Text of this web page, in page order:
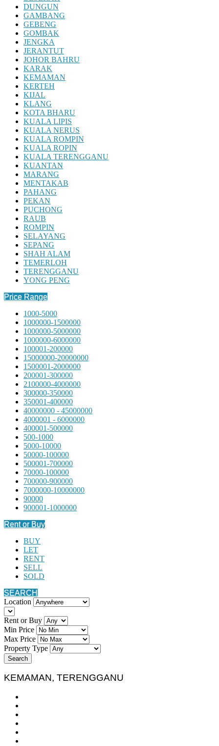
DUNGUN
GAMBANG
GEBENG
GOMBAK
JENGKA
JERANTUT
JOHOR BAHRU
KARAK
KEMAMAN
KERTEH
KIJAL
KLANG
KOTA BHARU
KUALA LIPIS
KUALA NERUS
KUALA ROMPIN
KUALA ROPIN
KUALA TERENGGANU
KUANTAN
MARANG
MENTAKAB
PAHANG
PEKAN
PUCHONG
RAUB
ROMPIN
SELAYANG
SEPANG
SHAH ALAM
TEMERLOH
TERENGGANU
YONG PENG
Price Range
1000-5000
1000000-1500000
1000000-5000000
1000000-6000000
100001-200000
15000000-20000000
1500001-2000000
200001-300000
2100000-4000000
300000-350000
350001-400000
40000000 - 45000000
4000001 - 6000000
400001-500000
500-1000
5000-10000
50000-100000
500001-700000
70000-100000
700000-900000
7000000-10000000
90000
900001-1000000
Rent or Buy
BUY
LET
RENT
SELL
SOLD
SEARCH
Location
Rent or Buy
Min Price
Max Price
Property Type
Search
KEMAMAN, TERENGGANU